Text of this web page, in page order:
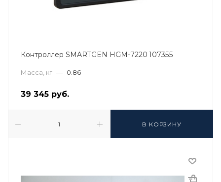
Контроллер SMARTGEN HGM-7220 107355
Масса, кг — 0.86
39 345 руб.
В КОРЗИНУ